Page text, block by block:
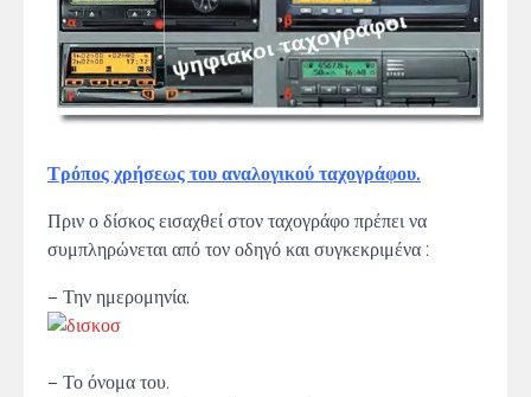
Τρόπος χρήσεως του αναλογικού ταχογράφου.
Πριν ο δίσκος εισαχθεί στον ταχογράφο πρέπει να
συμπληρώνεται από τον οδηγό και συγκεκριμένα :
– Την ημερομηνία.
– Το όνομα του.